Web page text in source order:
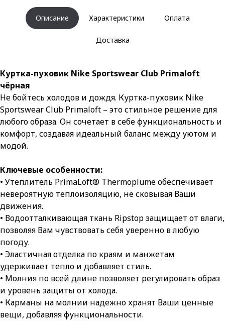
Описание Характеристики Оплата
Доставка
Куртка-пуховик Nike Sportswear Club Primaloft
чёрная
Не бойтесь холодов и дождя. Куртка-пуховик Nike
Sportswear Club Primaloft – это стильное решение для
любого образа. Он сочетает в себе функциональность и
комфорт, создавая идеальный баланс между уютом и
модой.
Ключевые особенности:
• Утеплитель PrimaLoft® Thermoplume обеспечивает
невероятную теплоизоляцию, не сковывая Ваши
движения.
• Водоотталкивающая ткань Ripstop защищает от влаги,
позволяя Вам чувствовать себя уверенно в любую
погоду.
• Эластичная отделка по краям и манжетам
удерживает тепло и добавляет стиль.
• Молния по всей длине позволяет регулировать образ
и уровень защиты от холода.
• Карманы на молнии надежно хранят Ваши ценные
вещи, добавляя функциональности.